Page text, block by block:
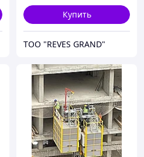
Купить
ТОО "REVES GRAND"